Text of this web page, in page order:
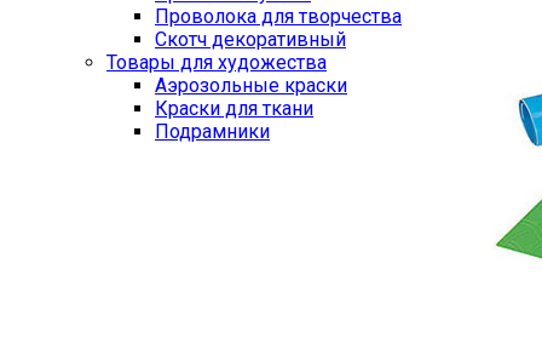
Проволока для творчества
Скотч декоративный
Товары для художества
Аэрозольные краски
Краски для ткани
Подрамники